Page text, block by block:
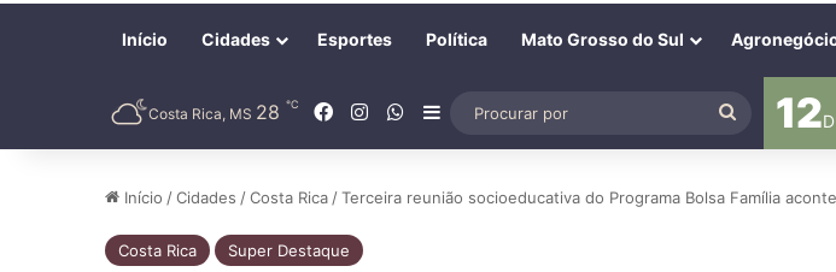
Início Cidades Esportes Política Mato Grosso do Sul
Costa Rica, MS 28 ℃ Facebook
InstagramWhatsApp
Barra Lateral
Procurar
por
12
Início /Cidades /Costa Rica /Terceira reunião socioeducativa do Programa Bolsa Família
Costa Rica Super Destaque